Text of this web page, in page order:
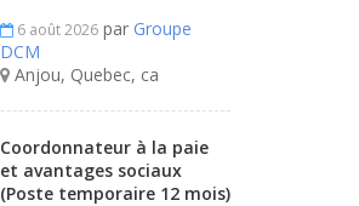
6 août 2026 par Groupe
DCM
Anjou, Quebec, ca
Coordonnateur à la paie
et avantages sociaux
(Poste temporaire 12 mois)